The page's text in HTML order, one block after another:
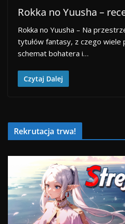
Rokka no Yuusha –
Rokka no Yuusha – Na
tytułów fantasy, z czego wiele
schemat bohatera i…
Czytaj Dalej
Rekrutacja trwa!